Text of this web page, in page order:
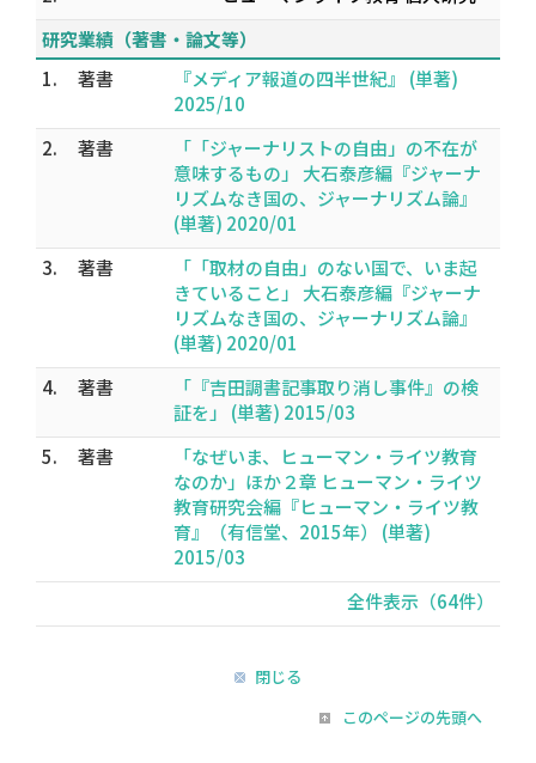
研究業績（著書・論文等）
1.
著書
『メディア報道の四半世紀』 (単著)
2025/10
2.
著書
「「ジャーナリストの自由」の不在が
意味するもの」 大石泰彦編『ジャーナ
リズムなき国の、ジャーナリズム論』
(単著) 2020/01
3.
著書
「「取材の自由」のない国で、いま起
きていること」 大石泰彦編『ジャーナ
リズムなき国の、ジャーナリズム論』
(単著) 2020/01
4.
著書
「『吉田調書記事取り消し事件』の検
証を」 (単著) 2015/03
5.
著書
「なぜいま、ヒューマン・ライツ教育
なのか」ほか２章 ヒューマン・ライツ
教育研究会編『ヒューマン・ライツ教
育』（有信堂、2015年） (単著)
2015/03
全件表示（64件）
閉じる
このページの先頭へ